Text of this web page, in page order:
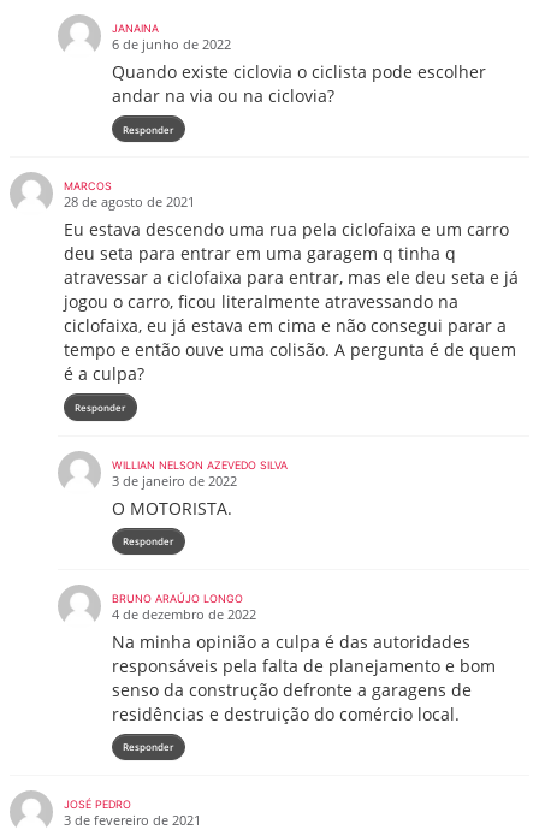
JANAINA
6 de junho de 2022
Quando existe ciclovia o ciclista pode escolher
andar na via ou na ciclovia?
Responder
MARCOS
28 de agosto de 2021
Eu estava descendo uma rua pela ciclofaixa e um carro
deu seta para entrar em uma garagem q tinha q
atravessar a ciclofaixa para entrar, mas ele deu seta e já
jogou o carro, ficou literalmente atravessando na
ciclofaixa, eu já estava em cima e não consegui parar a
tempo e então ouve uma colisão. A pergunta é de quem
é a culpa?
Responder
WILLIAN NELSON AZEVEDO SILVA
3 de janeiro de 2022
O MOTORISTA.
Responder
BRUNO ARAÚJO LONGO
4 de dezembro de 2022
Na minha opinião a culpa é das autoridades
responsáveis pela falta de planejamento e bom
senso da construção defronte a garagens de
residências e destruição do comércio local.
Responder
JOSÉ PEDRO
3 de fevereiro de 2021